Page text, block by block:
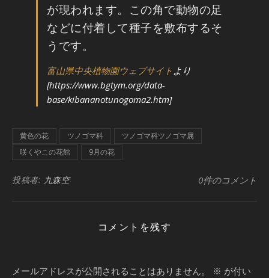
が現われます。この角で動物の足
などに付着して種子を敷布するそ
うです。
富山県中央植物園ウェブサイト より
[https://www.bgtym.org/data-
base/kibananotunogoma2.htm]
黄色の花 ツノゴマ科
ツノゴマ科ツノゴマ属
咲くやこの花館
9月の花
投稿者: 九森空 0件のコメント
コメントを残す
メールアドレスが公開されることはありません。 ※ が付い